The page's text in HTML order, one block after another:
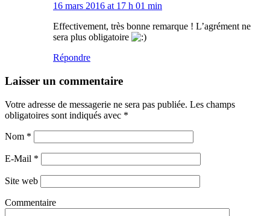
16 mars 2016 at 17 h 01 min
Effectivement, très bonne remarque ! L’agrément ne
sera plus obligatoire
Répondre
Laisser un commentaire
Votre adresse de messagerie ne sera pas publiée. Les champs
obligatoires sont indiqués avec *
Nom *
E-Mail *
Site web
Commentaire